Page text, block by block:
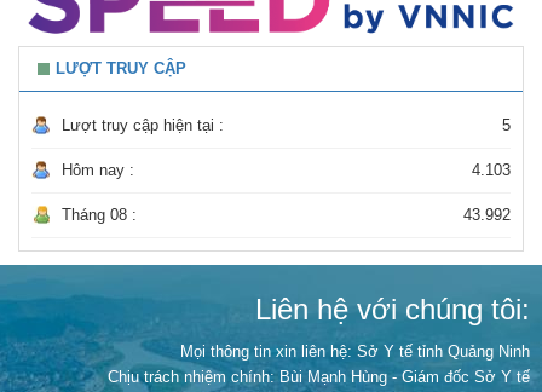
LƯỢT TRUY CẬP
Lượt truy cập hiện tại : 5
Hôm nay : 4.103
Tháng 08 : 43.992
Liên hệ với chúng tôi:
Mọi thông tin xin liên hệ: Sở Y tế tỉnh Quảng Ninh
Chịu trách nhiệm chính: Bùi Mạnh Hùng - Giám đốc Sở Y tế